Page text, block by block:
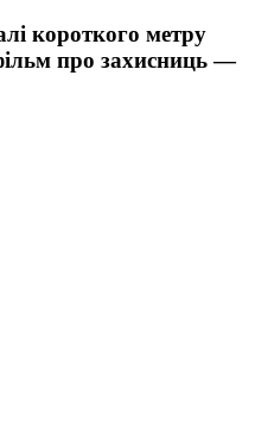
короткого метру
про захисниць —